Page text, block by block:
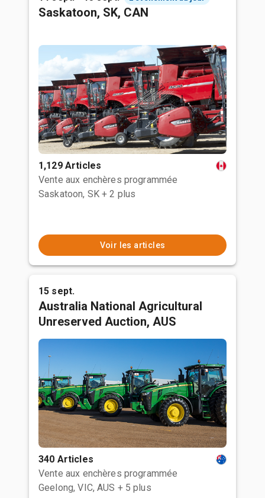
Saskatoon, SK, CAN
1,129 Articles
Vente aux enchères programmée
Saskatoon, SK + 2 plus
Voir les articles
15 sept.
Australia National Agricultural
Unreserved Auction, AUS
340 Articles
Vente aux enchères programmée
Geelong, VIC, AUS + 5 plus